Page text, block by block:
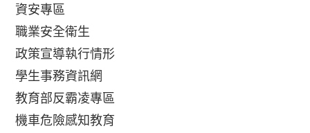
資安專區
職業安全衛生
政策宣導執行情形
學生事務資訊網
教育部反霸凌專區
機車危險感知教育